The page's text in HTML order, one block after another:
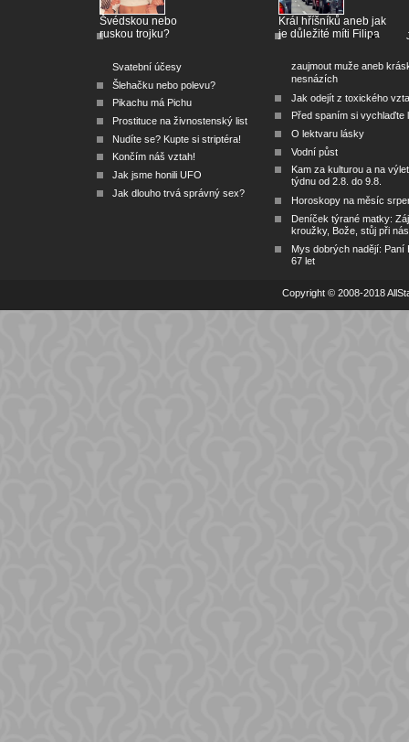
Švédskou nebo
ruskou trojku?
Svatební účesy
Šlehačku nebo polevu?
Pikachu má Pichu
Prostituce na živnostenský list
Nudíte se? Kupte si striptéra!
Končím náš vztah!
Jak jsme honili UFO
Jak dlouho trvá správný sex?
Král hříšníků aneb jak
je důležité míti Filipa
zaujmout muže aneb
nesnázích
Jak odejít z toxického
Před spaním si vychlaďte
O lektvaru lásky
Vodní půst
Kam za kulturou a na
týdnu od 2.8. do 9.8.
Horoskopy na měsíc
Deníček týrané matky:
kroužky, Bože, stůj při nás
Mys dobrých nadějí: Paní
67 let
Copyright © 2008-2018